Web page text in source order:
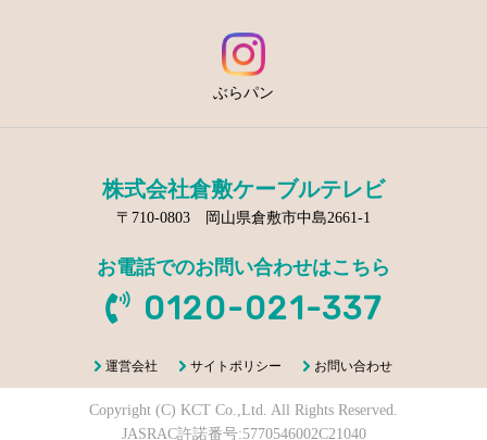
ぶらパン
株式会社倉敷ケーブルテレビ
〒710-0803 岡山県倉敷市中島2661-1
お電話でのお問い合わせはこちら
0120-021-337
運営会社 サイトポリシー お問い合わせ
Copyright (C) KCT Co.,Ltd. All Rights Reserved.
JASRAC許諾番号:5770546002C21040